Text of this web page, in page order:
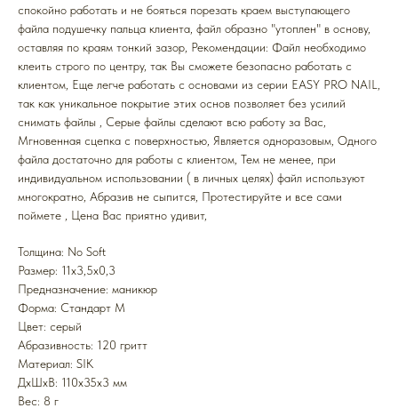
спокойно работать и не бояться порезать краем выступающего
файла подушечку пальца клиента, файл образно "утоплен" в основу,
оставляя по краям тонкий зазор, Рекомендации: Файл необходимо
клеить строго по центру, так Вы сможете безопасно работать с
клиентом, Еще легче работать с основами из серии EASY PRO NAIL,
так как уникальное покрытие этих основ позволяет без усилий
снимать файлы , Серые файлы сделают всю работу за Вас,
Мгновенная сцепка с поверхностью, Является одноразовым, Одного
файла достаточно для работы с клиентом, Тем не менее, при
индивидуальном использовании ( в личных целях) файл используют
многократно, Абразив не сыпится, Протестируйте и все сами
поймете , Цена Вас приятно удивит,
Толщина: No Soft
Размер: 11x3,5x0,3
Предназначение: маникюр
Форма: Стандарт M
Цвет: серый
Абразивность: 120 гритт
Mатериал: SIK
ДxШxВ: 110x35x3 мм
Вес: 8 г